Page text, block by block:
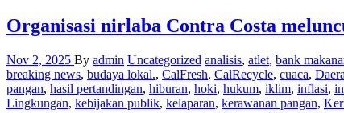
Organisasi nirlaba Contra Costa
Nov 2, 2025 By admin Uncategorized analisis, atlet, bank
breaking news, budaya lokal., CalFresh, CalRecycle, cuaca,
pangan, hasil pertandingan, hiburan, hoki, hukum, iklim, inflasi,
Lingkungan, kebijakan publik, kelaparan, kerawanan pangan,